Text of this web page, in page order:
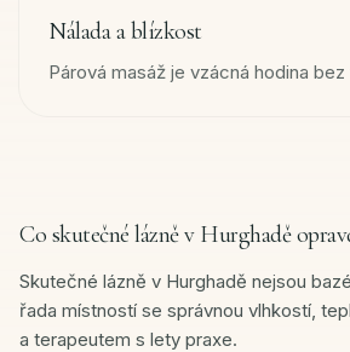
Nálada a blízkost
Párová masáž je vzácná hodina
Co skutečné lázně v Hurghadě
Skutečné lázně v Hurghadě nejsou
řada místností se správnou vlhkostí,
a terapeutem s lety praxe.